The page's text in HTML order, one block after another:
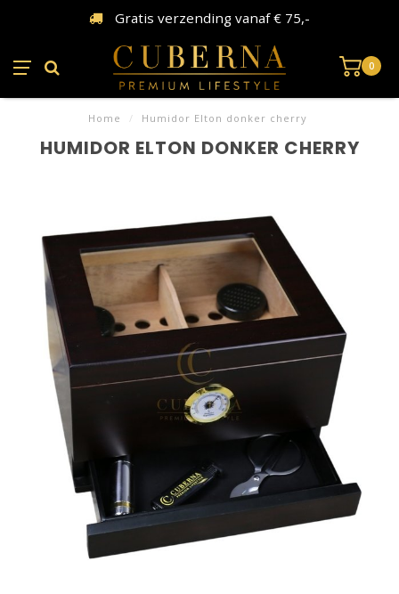
Gratis verzending vanaf € 75,-
0
Home / Humidor Elton donker cherry
HUMIDOR ELTON DONKER CHERRY